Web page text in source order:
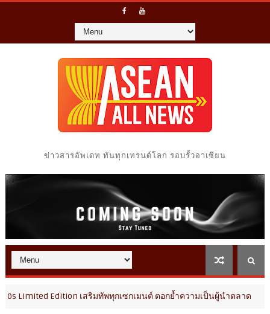
ข่าวสารอัพเดท ทันทุกเทรนด์โลก รอบรั้วอาเซียน
เสริมทัพทุกเซกเมนต์ ตอกย้ำความเป็นผู้นำตลาด BUSINESS &